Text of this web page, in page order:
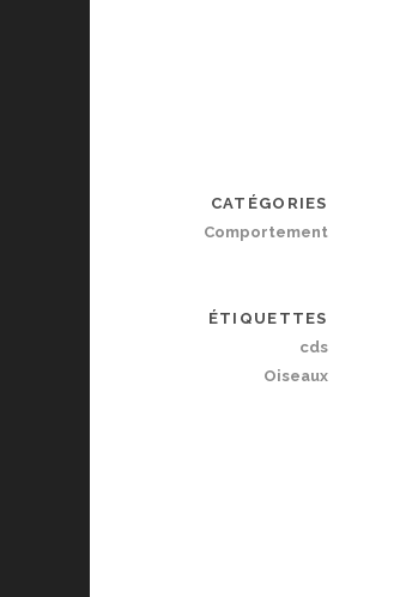
CATÉGORIES
Comportement
ÉTIQUETTES
cds
Oiseaux